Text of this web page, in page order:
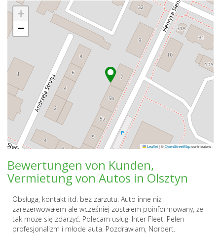
+
−
Leaflet|©OpenStreetMapcontributors
Bewertungen von Kunden,
Vermietung von Autos in Olsztyn
Obsługa, kontakt itd. bez zarzutu. Auto inne niż
zarezerwowałem ale wcześniej zostałem poinformowany, że
tak może się zdarzyć. Polecam usługi Inter Fleet. Pełen
profesjonalizm i młode auta. Pozdrawiam, Norbert.